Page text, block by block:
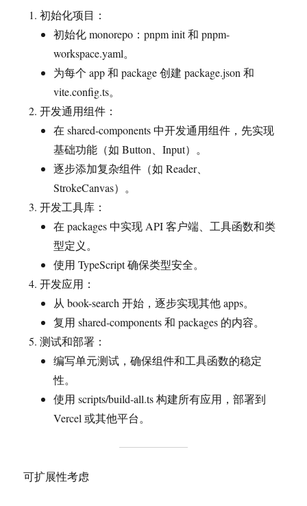
初始化项目：
初始化 monorepo：pnpm init 和 pnpm-
workspace.yaml。
为每个 app 和 package 创建 package.json 和
vite.config.ts。
开发通用组件：
在 shared-components 中开发通用组件，先实现
基础功能（如 Button、Input）。
逐步添加复杂组件（如 Reader、
StrokeCanvas）。
开发工具库：
在 packages 中实现 API 客户端、工具函数和类
型定义。
使用 TypeScript 确保类型安全。
开发应用：
从 book-search 开始，逐步实现其他 apps。
复用 shared-components 和 packages 的内容。
测试和部署：
编写单元测试，确保组件和工具函数的稳定
性。
使用 scripts/build-all.ts 构建所有应用，部署到
Vercel 或其他平台。
可扩展性考虑